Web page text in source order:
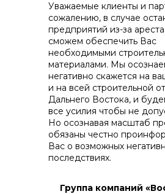
Уважаемые клиенты и
сожалению, в случае
предприятий из-за
сможем обеспечить Вас
необходимыми
материалами. Мы
негативно скажется на
и на всей строительной
Дальнего Востока, и
все усилия чтобы не
Но осознавая масштаб
обязаны честно
Вас о возможных
последствиях.
Группа компаний